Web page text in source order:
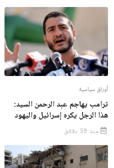
أوراق سياسية
ترامب يهاجم عبد الرحمن السيد:
هذا الرجل يكره إسرائيل واليهود
منذ 59 دقائق